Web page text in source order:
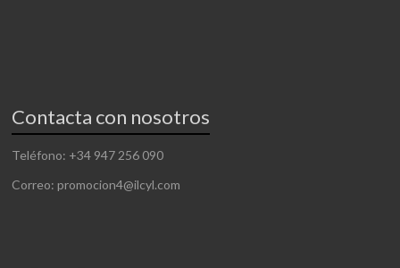
Contacta con nosotros
Teléfono: +34 947 256 090
Correo: promocion4@ilcyl.com